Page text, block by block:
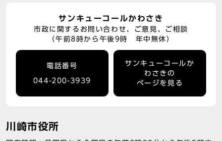
サンキューコールかわさき
市政に関するお問い合わせ、ご意見、ご相談
（午前8時から午後9時 年中無休）
電話番号
044-200-3939
サンキューコールか
わさきの
ページを見る
川崎市役所